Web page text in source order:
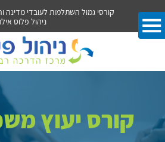
במכללת קורסי ניהול רכש ולוגיסטיקה
קורס יעוץ